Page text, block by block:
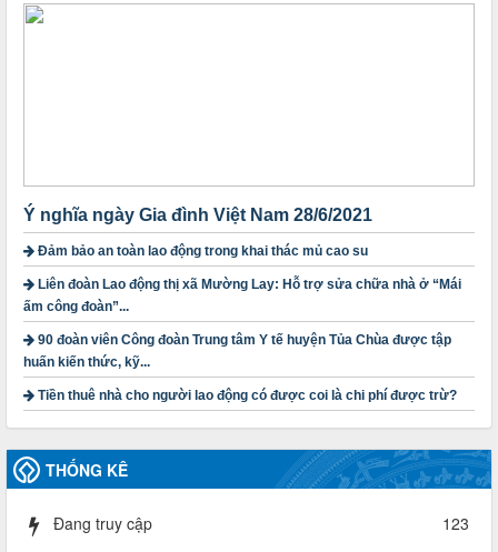
1754/QĐ-TLĐ
Công văn hướng dẫn công tác quả lý tài chính, tài sản công
đoàn khi đơn vị sát nhập, chấm dứt hoạt động
Thời gian đăng: 13/04/2025
lượt xem: 2005 | lượt tải:720
60/TB-LĐLĐ
Thông báo công khai dự toán thu, chi tài chính công đoàn
LĐLĐ tỉnh Điện Biên năm 2025
Thời gian đăng: 28/04/2025
lượt xem: 821 | lượt tải:285
485/QĐ-LĐLĐ
Quyết định về việc công bố công khai quyết toán ngân sách
nhà nước năm 2024
Thời gian đăng: 29/04/2025
lượt xem: 918 | lượt tải:254
2930/TLĐ-TC
Ý nghĩa ngày Gia đình Việt Nam 28/6/2021
Đảm bảo an toàn lao động trong khai thác mủ cao su
Liên đoàn Lao động thị xã Mường Lay: Hỗ trợ sửa chữa nhà ở “Mái
ấm công đoàn”...
90 đoàn viên Công đoàn Trung tâm Y tế huyện Tủa Chùa được tập
huấn kiến thức, kỹ...
Tiền thuê nhà cho người lao động có được coi là chi phí được trừ?
THỐNG KÊ
Đang truy cập 123